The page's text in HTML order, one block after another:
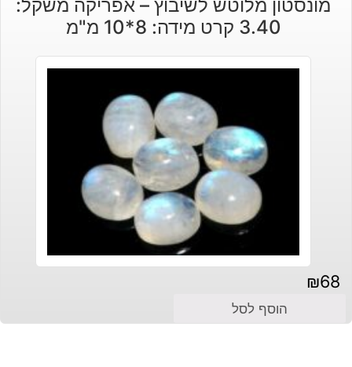
מונסטון מלוטש לשיבוץ – אפריקה משקל:
3.40 קרט מידה: 8*10 מ"מ
₪68
הוסף לסל